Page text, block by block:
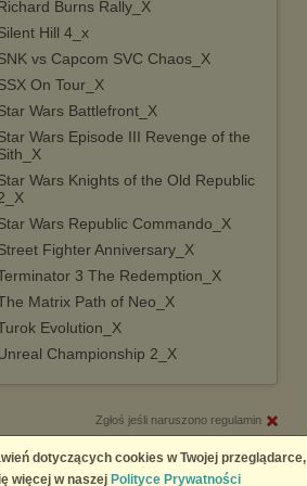
Burns Rally_X
Hill 4_x
vs Capcom SVC Chaos_X
On Tour_X
Wars Battlefront_X
Wars Episode III Revenge of the
Wars Knights of the Old Republic
Wars Republic Commando_X
Fighter Anniversary_X
3 The Redemption_X
Matrix Path of Neo_X
Evolution_X
Championship 2_X
Zgłoś jeśli naruszono regulamin
Copyright © 2026Chomikuj.pl
dotyczących cookies w Twojej przeglądarce,
więcej w naszej Polityce Prywatności